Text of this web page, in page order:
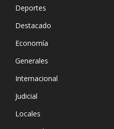
Deportes
Destacado
Economía
Generales
Internacional
Judicial
Locales